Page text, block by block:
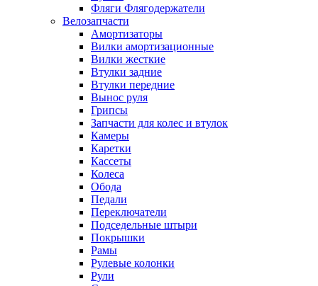
Фляги Флягодержатели
Велозапчасти
Амортизаторы
Вилки амортизационные
Вилки жесткие
Втулки задние
Втулки передние
Вынос руля
Грипсы
Запчасти для колес и втулок
Камеры
Каретки
Кассеты
Колеса
Обода
Педали
Переключатели
Подседельные штыри
Покрышки
Рамы
Рулевые колонки
Рули